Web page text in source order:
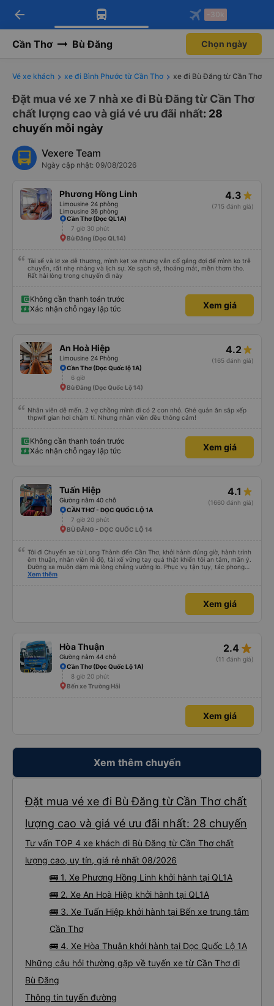
Tải app Vexere ngay!
Nhận ưu đãi thành viên độc
Mở app
Tải app Vexere
-30k/ghế khi đặt vé máy bay qua
Mở app
arrow_back -30k
Cần Thơ Bù Đăng Chọn ngày
Vé xe khách xe đi Bình Phước từ Cần Thơ xe đi Bù Đăng từ Cần Thơ
Đặt mua vé xe 7 nhà xe đi Bù Đăng từ Cần Thơ
chất lượng cao và giá vé ưu đãi nhất: 28
chuyến mỗi ngày
Vexere Team
Ngày cập nhật: 09/08/2026
Phương Hồng Linh
Limousine 24 phòng
Limousine 36 phòng
4.3
(715 đánh giá)
Cần Thơ (Dọc QL1A)
7 giờ 30 phút
Bù Đăng (Dọc QL14)
Tài xế và lơ xe dễ thương, mình kẹt xe nhưng vẫn cố gắng đợi để mình ko trễ
chuyến, rất nhẹ nhàng và lịch sự. Xe sạch sẽ, thoáng mát, mền thơm tho.
Rất hài lòng trong chuyến đi này
Không cần thanh toán trước
Xác nhận chỗ ngay lập tức
Xem giá
An Hoà Hiệp
Limousine 24 Phòng
4.2
(165 đánh giá)
Cần Thơ (Dọc Quốc lộ 1A)
6 giờ
Bù Đăng (Dọc Quốc Lộ 14)
Nhân viên dễ mến. 2 vợ chồng mình đi có 2 con nhỏ. Ghé quán ăn sắp xếp
thpwif gian hơi chậm tí. Nhưng nhân viên đều thông cảm!
Không cần thanh toán trước
Xác nhận chỗ ngay lập tức
Xem giá
Tuấn Hiệp
Giường nằm 40 chỗ
4.1
(1660 đánh giá)
CẦN THƠ - DỌC QUỐC LỘ 1A
7 giờ 20 phút
BÙ ĐĂNG - DỌC QUỐC LỘ 14
Tôi đi Chuyến xe từ Long Thành đến Cần Thơ, khởi hành đúng giờ, hành trình
êm thuận, nhân viên lễ độ, tài xế vững tay quả thật khiến tôi an tâm, mãn ý.
Đường xa muôn dặm mà lòng chẳng vướng lo. Phục vụ tận tụy, tác phong
nghiêm cẩn, hiếm thấy giữa thời buổi kim tiền vội vã. Xã hội loạn đạo. Xin gửi
Xem thêm
Xem giá
Hòa Thuận
Giường nằm 44 chỗ
2.4 star_rate
(11 đánh giá)
Cần Thơ (Dọc Quốc Lộ 1A)
8 giờ 20 phút
Bến xe Trường Hải
Xem giá
Xem thêm chuyến
Đặt mua vé xe đi Bù Đăng từ Cần Thơ chất
lượng cao và giá vé ưu đãi nhất: 28 chuyến
Tư vấn TOP 4 xe khách đi Bù Đăng từ Cần Thơ chất
lượng cao, uy tín, giá rẻ nhất 08/2026
🚌 1. Xe Phương Hồng Linh khởi hành tại QL1A
🚌 2. Xe An Hoà Hiệp khởi hành tại QL1A
🚌 3. Xe Tuấn Hiệp khởi hành tại Bến xe trung tâm
Cần Thơ
🚌 4. Xe Hòa Thuận khởi hành tại Dọc Quốc Lộ 1A
Những câu hỏi thường gặp về tuyến xe từ Cần Thơ đi
Bù Đăng
Thông tin tuyến đường